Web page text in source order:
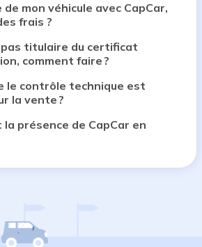
mon véhicule avec CapCar,
frais ?
pas titulaire du certificat
comment faire ?
le contrôle technique est
la vente ?
la présence de CapCar en